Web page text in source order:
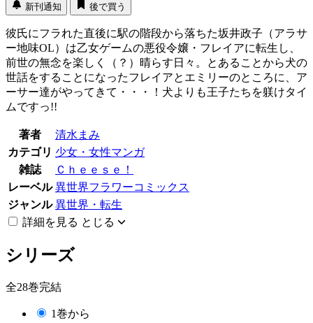
新刊通知 後で買う
彼氏にフラれた直後に駅の階段から落ちた坂井政子（アラサ
ー地味OL）は乙女ゲームの悪役令嬢・フレイアに転生し、
前世の無念を楽しく（？）晴らす日々。とあることから犬の
世話をすることになったフレイアとエミリーのところに、ア
ーサー達がやってきて・・・！犬よりも王子たちを躾けタイ
ムですっ!!
著者
清水まみ
カテゴリ 少女・女性マンガ
雑誌
Ｃｈｅｅｓｅ！
レーベル 異世界フラワーコミックス
ジャンル 異世界・転生
詳細を見る とじる
シリーズ
全28巻完結
1巻から